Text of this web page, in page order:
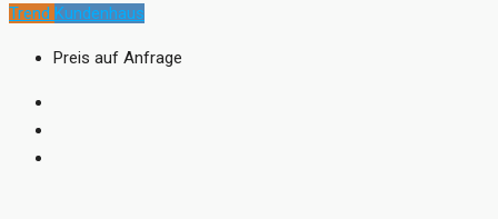
Trend Kundenhaus
Preis auf Anfrage